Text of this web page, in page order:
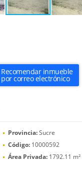
Recomendar inmueble
por correo electrónico
Provincia:Sucre
Código:10000592
Área Privada:1792.11 m²